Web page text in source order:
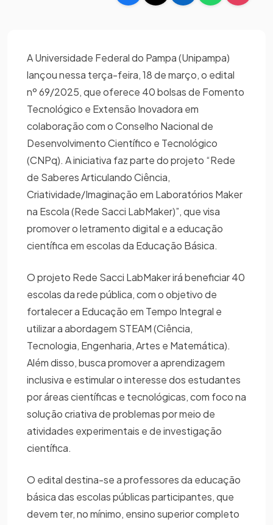
A Universidade Federal do Pampa (Unipampa)
lançou nessa terça-feira, 18 de março, o edital
nº 69/2025, que oferece 40 bolsas de Fomento
Tecnológico e Extensão Inovadora em
colaboração com o Conselho Nacional de
Desenvolvimento Científico e Tecnológico
(CNPq). A iniciativa faz parte do projeto “Rede
de Saberes Articulando Ciência,
Criatividade/Imaginação em Laboratórios Maker
na Escola (Rede Sacci LabMaker)”, que visa
promover o letramento digital e a educação
científica em escolas da Educação Básica.
O projeto Rede Sacci LabMaker irá beneficiar 40
escolas da rede pública, com o objetivo de
fortalecer a Educação em Tempo Integral e
utilizar a abordagem STEAM (Ciência,
Tecnologia, Engenharia, Artes e Matemática).
Além disso, busca promover a aprendizagem
inclusiva e estimular o interesse dos estudantes
por áreas científicas e tecnológicas, com foco na
solução criativa de problemas por meio de
atividades experimentais e de investigação
científica.
O edital destina-se a professores da educação
básica das escolas públicas participantes, que
devem ter, no mínimo, ensino superior completo